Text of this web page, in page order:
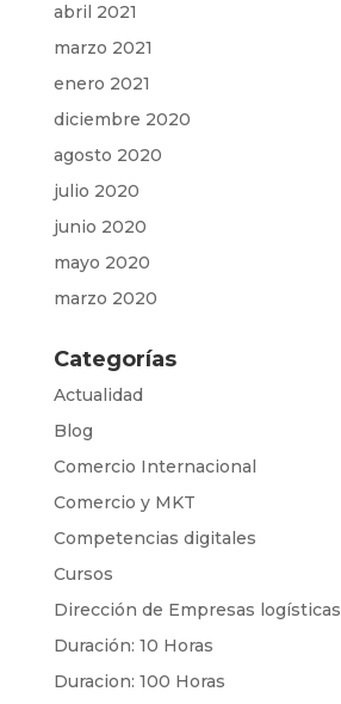
abril 2021
marzo 2021
enero 2021
diciembre 2020
agosto 2020
julio 2020
junio 2020
mayo 2020
marzo 2020
Categorías
Actualidad
Blog
Comercio Internacional
Comercio y MKT
Competencias digitales
Cursos
Dirección de Empresas logísticas
Duración: 10 Horas
Duracion: 100 Horas